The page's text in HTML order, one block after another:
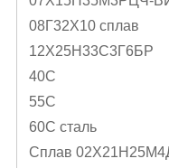
08Г32Х10 сплав
12Х25Н33С3Г6БР
40C
55С
60С сталь
Cплав